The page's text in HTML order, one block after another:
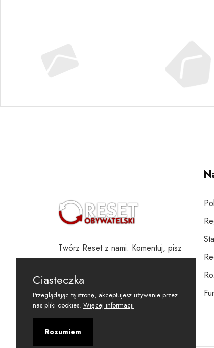
Twórz Reset z nami. Komentuj, pisz
i wspieraj
Ciasteczka
Przeglądając tą stronę, akceptujesz używanie przez
nas pliki cookies. Więcej informacji
Rozumiem